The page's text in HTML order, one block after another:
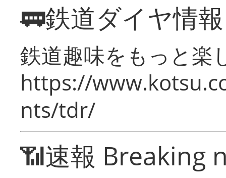
🚃鉄道ダイヤ情
鉄道趣味をもっと楽
https://
nts/tdr/
📶速報 Breaking